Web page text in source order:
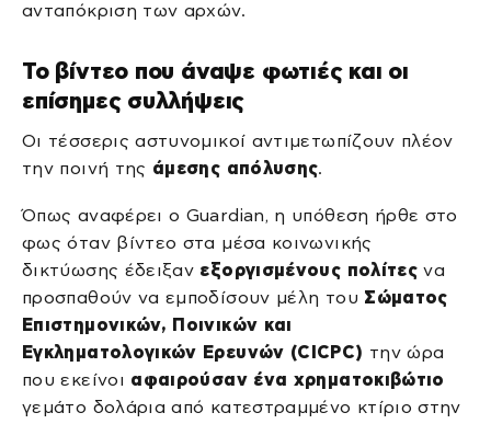
ανταπόκριση των αρχών.
Το βίντεο που άναψε φωτιές και οι
επίσημες συλλήψεις
Οι τέσσερις αστυνομικοί αντιμετωπίζουν πλέον
την ποινή της άμεσης απόλυσης.
Όπως αναφέρει ο Guardian, η υπόθεση ήρθε στο
φως όταν βίντεο στα μέσα κοινωνικής
δικτύωσης έδειξαν εξοργισμένους πολίτες να
προσπαθούν να εμποδίσουν μέλη του Σώματος
Επιστημονικών, Ποινικών και
Εγκληματολογικών Ερευνών (CICPC) την ώρα
που εκείνοι αφαιρούσαν ένα χρηματοκιβώτιο
γεμάτο δολάρια από κατεστραμμένο κτίριο στην